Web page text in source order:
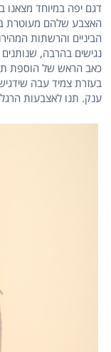
הביניים והרשתות
נגישים בהרבה,
כאב הראש של הוספת
בעזרת צמיד עבה
ענק. תנו לאצבעות